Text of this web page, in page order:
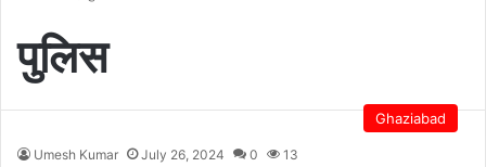
पुलिस
Ghaziabad
Umesh Kumar July 26, 2024 0 13